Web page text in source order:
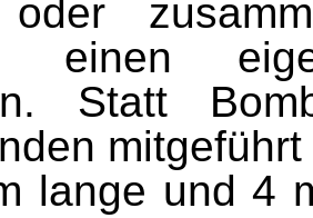
einen
Statt
lange und 4